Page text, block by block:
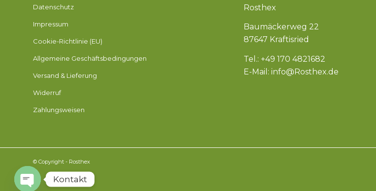
Datenschutz
Impressum
Cookie-Richtlinie (EU)
Allgemeine Geschäftsbedingungen
Versand & Lieferung
Widerruf
Zahlungsweisen
Rosthex
Baumäckerweg 22
87647 Kraftisried
Tel.: +49 170 4821682
E-Mail: info@Rosthex.de
© Copyright - Rosthex
Kontakt